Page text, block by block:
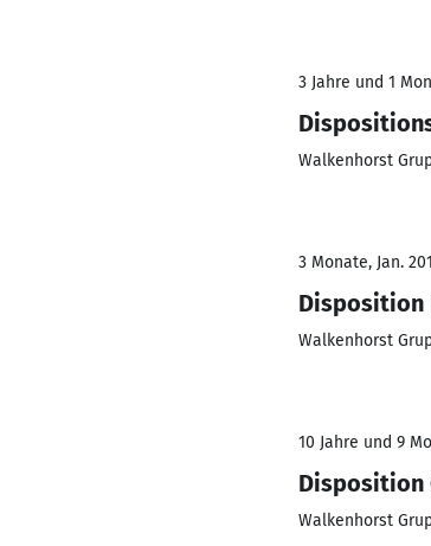
3 Jahre und 1
Walkenhorst
3 Monate, Jan.
Disposition
Walkenhorst
10 Jahre und 9
Disposition
Walkenhorst